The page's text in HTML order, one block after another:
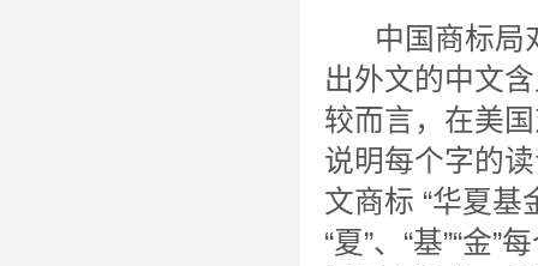
中国商标局
出外文的中文
较而言，在美
说明每个字的
文商标 “华夏基
“夏”、“基”“金